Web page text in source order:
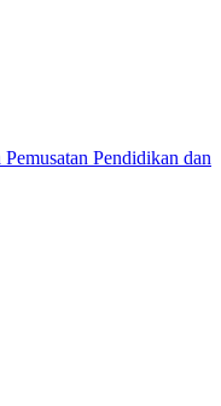
Pendidikan dan